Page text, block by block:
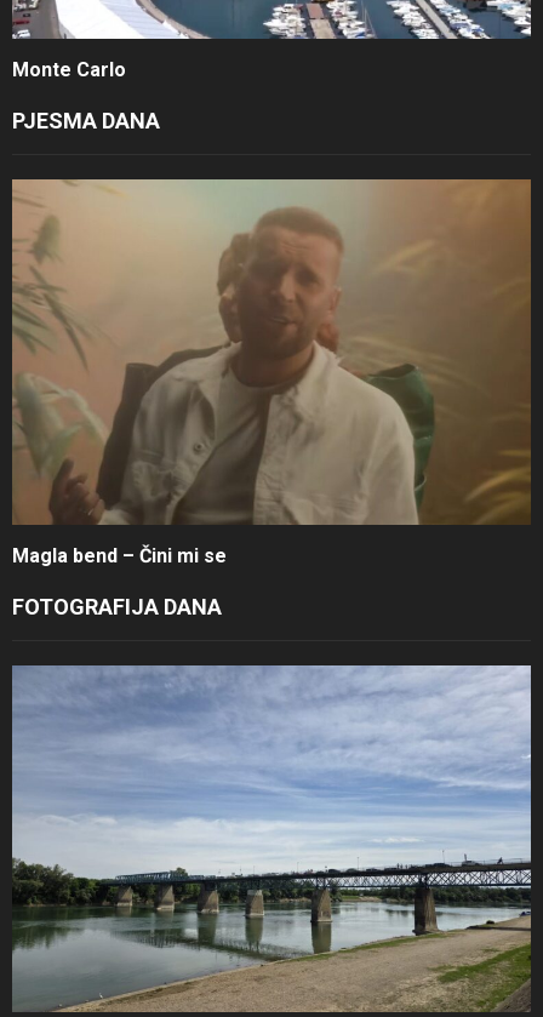
Monte Carlo
PJESMA DANA
Magla bend – Čini mi se
FOTOGRAFIJA DANA